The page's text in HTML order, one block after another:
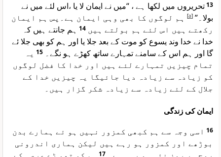
13تحریروں میں لکھا ہے ، “میں نے ایمان لا یا ،اس لئے میں نے
بولا۔” [
a
]
ہم لوگوں کا بھی وہی ایمان ہے۔پس ہم ایمان
رکھتے ہیں اس لئے ہم بولتے ہیں 14 ہم جانتے ہیں کہ
خدا نے خدا وند یسوع کو موت کے بعد جلا یا اور ہم کو بھی جلا ئے
گا اور ہم اس کے سامنے تمہارے ساتھ کھڑے ہو نگے۔ 15 یہ
تمام چیزیں تمہارے لئے ہیں اور خدا کا فضل لوگوں
کو زیادہ سے زیادہ دیا جائیگا یہ چیزیں خدا کے
جلال کے لئے زیادہ سے زیادہ شکر گزار ہیں۔
ایمان کی زندگی
16 اسی وجہ سے ہم کبھی کمزور نہیں ہو ئے ہمارے بدن
بوڑھے اور کمزور ہو رہے ہیں لیکن ہماری اندرونی
17